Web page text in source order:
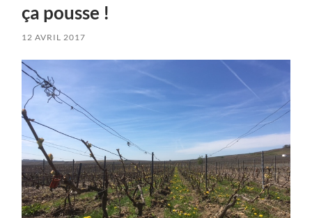
ça pousse !
12 AVRIL 2017